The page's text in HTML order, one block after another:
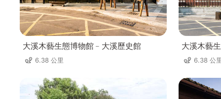
大溪木藝生態博物館﹣大溪歷史館
6.38 公里
大溪木藝
6.38 公